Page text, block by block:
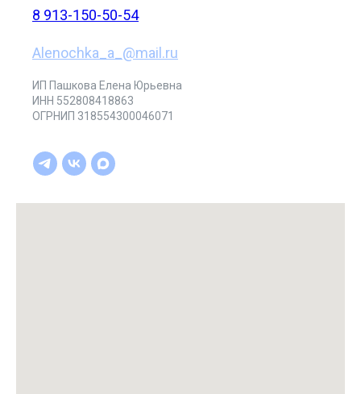
8 913-150-50-54
Alenochka_a_@mail.ru
ИП Пашкова Елена Юрьевна
ИНН 552808418863
ОГРНИП 318554300046071